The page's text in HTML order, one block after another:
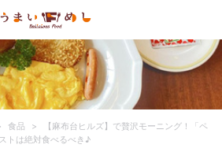
食品 >
【麻布台ヒルズ】で贅沢モーニング！「ペ
トは絶対食べるべき♪